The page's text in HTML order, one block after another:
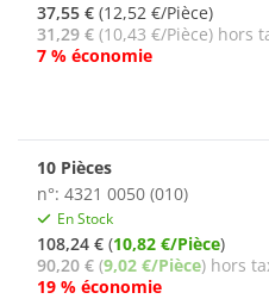
37,55 € (12,52 €/Pièce)
31,29 € (10,43 €/Pièce) hors
7 % économie
10 Pièces
n°: 4321 0050 (010)
En Stock
108,24 € (10,82 €/Pièce)
90,20 € (9,02 €/Pièce) hors
19 % économie